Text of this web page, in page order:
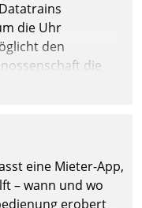
die Uhr
den
die
Tablet oder PC.
eine Mieter-App,
– wann und wo
erobert